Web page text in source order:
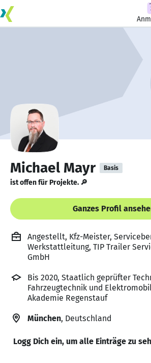
Michael Mayr Basis
ist offen für Projekte. 🔎
Ganzes Profil
Angestellt, Kfz-Meister,
Werkstattleitung, TIP Trailer
GmbH
Bis 2020, Staatlich geprüfter
Fahrzeugtechnik und
Akademie Regenstauf
München, Deutschland
Logg Dich ein, um alle Einträge zu